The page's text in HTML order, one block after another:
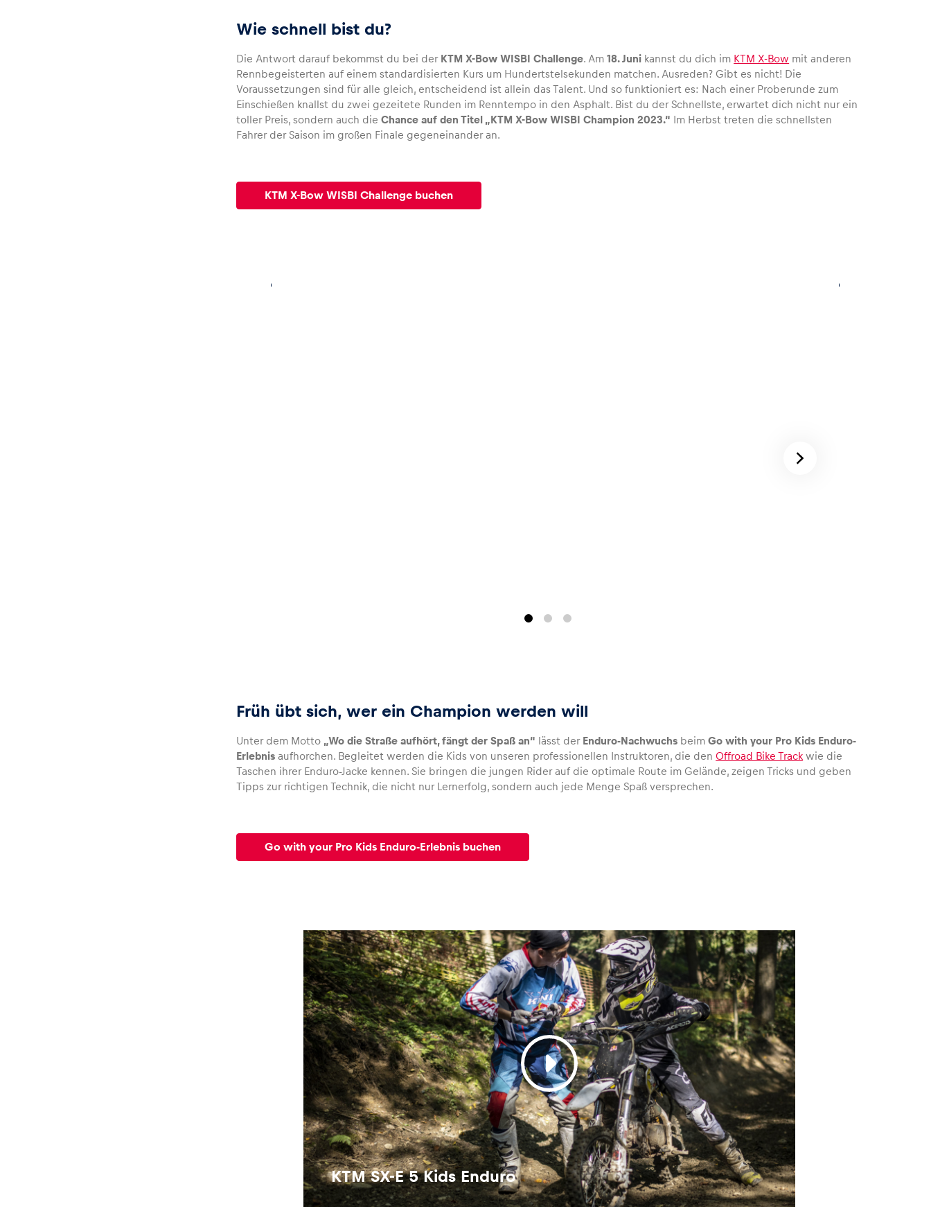
Wie schnell bist du?
Die Antwort darauf bekommst du bei der KTM X-Bow WISBI Challenge. Am18. Juni kannst du dich im KTM X-Bow mit anderen
Rennbegeisterten auf einem standardisierten Kurs um Hundertstelsekunden matchen. Ausreden? Gibt es nicht! Die
Voraussetzungen sind für alle gleich, entscheidend ist allein das Talent. Und so funktioniert es: Nach einer Proberunde zum
Einschießen knallst du zwei gezeitete Runden im Renntempo in den Asphalt. Bist du der Schnellste, erwartet dich nicht nur ein
toller Preis, sondern auch dieChance auf den Titel „KTM X-Bow WISBI Champion 2023.“ Im Herbst treten die schnellsten
Fahrer der Saison im großen Finale gegeneinander an.
KTM X-Bow WISBI Challenge buchen
Früh übt sich, wer ein Champion werden will
Unter dem Motto „Wo die Straße aufhört, fängt der Spaß an“ lässt der Enduro-Nachwuchs beimGo with your Pro Kids Enduro-
Erlebnis aufhorchen. Begleitet werden die Kids von unseren professionellen Instruktoren, die denOffroad Bike Track wie die
Taschen ihrer Enduro-Jacke kennen. Sie bringen die jungen Rider auf die optimale Route im Gelände, zeigen Tricks und geben
Tipps zur richtigen Technik, die nicht nur Lernerfolg, sondern auch jede Menge Spaß versprechen.
Go with your Pro Kids Enduro-Erlebnis buchen
KTM SX-E 5 Kids Enduro